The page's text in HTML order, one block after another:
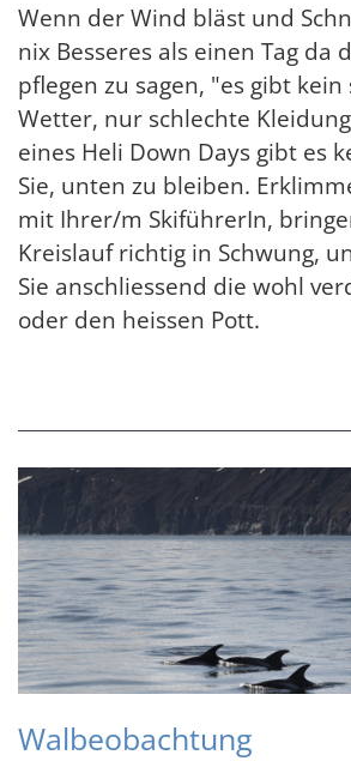
Wenn der Wind bläst und
nix Besseres als einen Tag da
pflegen zu sagen, "es gibt kein
Wetter, nur schlechte
eines Heli Down Days gibt es
Sie, unten zu bleiben.
mit Ihrer/m SkiführerIn,
Kreislauf richtig in Schwung,
Sie anschliessend die wohl
oder den heissen Pott.
Walbeobachtung